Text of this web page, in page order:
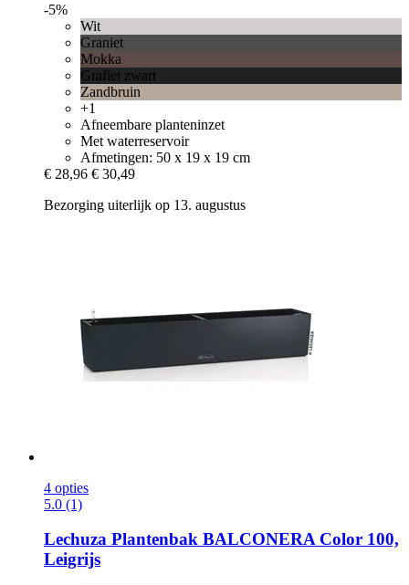
-5%
Wit
Graniet
Mokka
Grafiet zwart
Zandbruin
+1
Afneembare planteninzet
Met waterreservoir
Afmetingen: 50 x 19 x 19 cm
€ 28,96 € 30,49
Bezorging uiterlijk op 13. augustus
4 opties
5.0 (1)
Lechuza Plantenbak BALCONERA Color 100,
Leigrijs